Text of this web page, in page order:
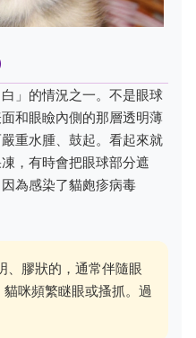
」的情況之一。不是眼球
和眼瞼內側的那層透明薄
重水腫、鼓起。看起來就
，有時會把眼球部分遮
為感染了貓皰疹病毒
、膠狀的，通常伴隨眼
咪頻繁瞇眼或搔抓。過